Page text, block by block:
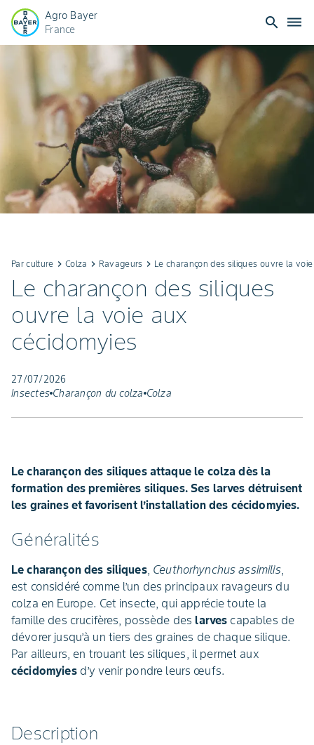
Agro Bayer
France
search dehaze
Par culture keyboard_arrow_right Colza keyboard_arrow_right Ravageurs keyboard_arrow_right Le charançon des siliques ouvre la
Le charançon des siliques
ouvre la voie aux
cécidomyies
27/07/2026
Insectes Charançon du colza Colza
Le charançon des siliques attaque le colza dès la
formation des premières siliques. Ses larves détruisent
les graines et favorisent l’installation des cécidomyies.
Généralités
Le charançon des siliques, Ceuthorhynchus assimilis,
est considéré comme l’un des principaux ravageurs du
colza en Europe. Cet insecte, qui apprécie toute la
famille des crucifères, possède deslarves capables de
dévorer jusqu’à un tiers des graines de chaque silique.
Par ailleurs, en trouant les siliques, il permet aux
cécidomyiesd’y venir pondre leurs œufs.
Description